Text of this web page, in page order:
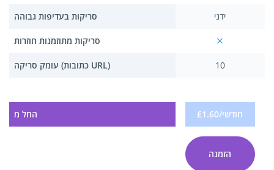
סריקות בעדיפות גבוהה
סריקות מתוזמנות חוזרות
עומק סריקה (כתובות URL)
החל מ
ידני
10
£1.60/חודשי
הזמנה